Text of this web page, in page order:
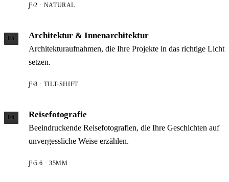
Ƒ/2 · NATURAL
05 Architektur & Innenarchitektur
Architekturaufnahmen, die Ihre Projekte in das richtige Licht
setzen.
Ƒ/8 · TILT-SHIFT
06 Reisefotografie
Beeindruckende Reisefotografien, die Ihre Geschichten auf
unvergessliche Weise erzählen.
Ƒ/5.6 · 35MM